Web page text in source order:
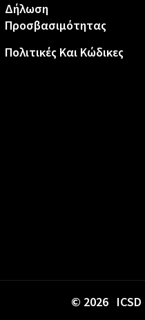
Δήλωση
Προσβασιμότητας
Πολιτικές Και Κώδικες
© 2026 ICSD